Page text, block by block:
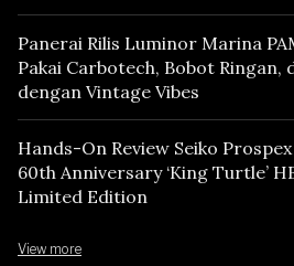
Panerai Rilis Luminor Marina
Pakai Carbotech, Bobot Ringan,
dengan Vintage Vibes
Hands-On Review Seiko Prospex
60th Anniversary ‘King Turtle’
Limited Edition
View more